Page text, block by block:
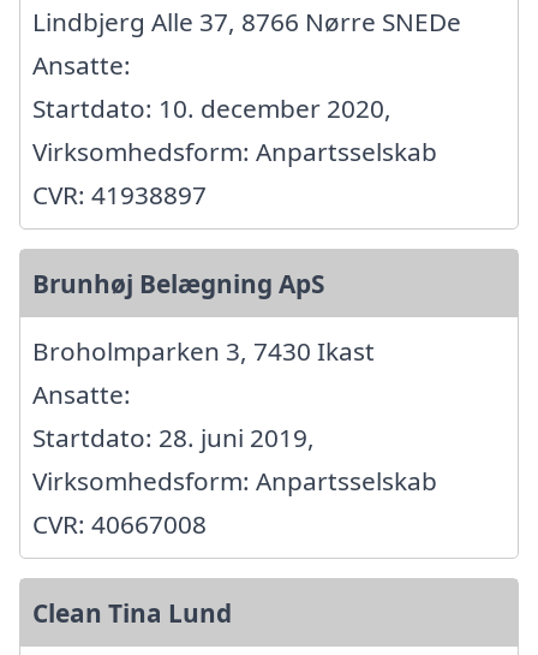
Lindbjerg Alle 37, 8766 Nørre SNEDe
Ansatte:
Startdato: 10. december 2020,
Virksomhedsform: Anpartsselskab
CVR: 41938897
Brunhøj Belægning ApS
Broholmparken 3, 7430 Ikast
Ansatte:
Startdato: 28. juni 2019,
Virksomhedsform: Anpartsselskab
CVR: 40667008
Clean Tina Lund